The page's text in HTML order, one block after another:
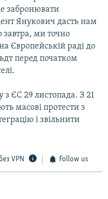
забронювати
Янукович дасть нам
завтра, ми точно
Європейській раді до
перед початком
з ЄС 29 листопада. З 21
масові протести з
і звільнити
VPN Follow us